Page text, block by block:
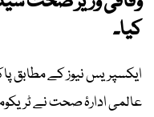
کیا۔
ایکسپریس نیوز کے مطابق
عالمی ادارۂ صحت نے